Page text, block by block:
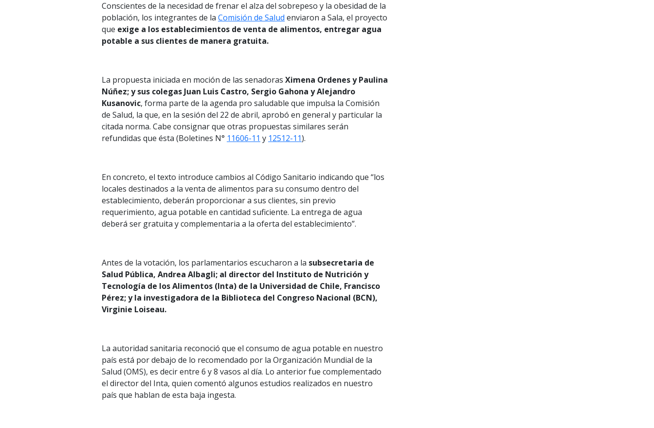
Conscientes de la necesidad de frenar el alza del sobrepeso y la obesidad de la
población, los integrantes de la Comisión de Salud enviaron a Sala, el proyecto
que exige a los establecimientos de venta de alimentos, entregar agua
potable a sus clientes de manera gratuita.
La propuesta iniciada en moción de las senadoras Ximena Ordenes y Paulina
Núñez; y sus colegas Juan Luis Castro, Sergio Gahona y Alejandro
Kusanovic, forma parte de la agenda pro saludable que impulsa la Comisión
de Salud, la que, en la sesión del 22 de abril, aprobó en general y particular la
citada norma. Cabe consignar que otras propuestas similares serán
refundidas que ésta (Boletines N° 11606-11 y 12512-11).
En concreto, el texto introduce cambios al Código Sanitario indicando que “los
locales destinados a la venta de alimentos para su consumo dentro del
establecimiento, deberán proporcionar a sus clientes, sin previo
requerimiento, agua potable en cantidad suficiente. La entrega de agua
deberá ser gratuita y complementaria a la oferta del establecimiento”.
Antes de la votación, los parlamentarios escucharon a la subsecretaria de
Salud Pública, Andrea Albagli; al director del Instituto de Nutrición y
Tecnología de los Alimentos (Inta) de la Universidad de Chile, Francisco
Pérez; y la investigadora de la Biblioteca del Congreso Nacional (BCN),
Virginie Loiseau.
La autoridad sanitaria reconoció que el consumo de agua potable en nuestro
país está por debajo de lo recomendado por la Organización Mundial de la
Salud (OMS), es decir entre 6 y 8 vasos al día. Lo anterior fue complementado
el director del Inta, quien comentó algunos estudios realizados en nuestro
país que hablan de esta baja ingesta.